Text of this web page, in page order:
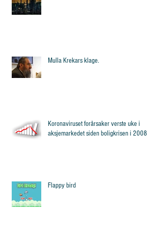
Mulla Krekars klage.
Koronaviruset forårsaker verste uke i
aksjemarkedet siden boligkrisen i 2008
Flappy bird